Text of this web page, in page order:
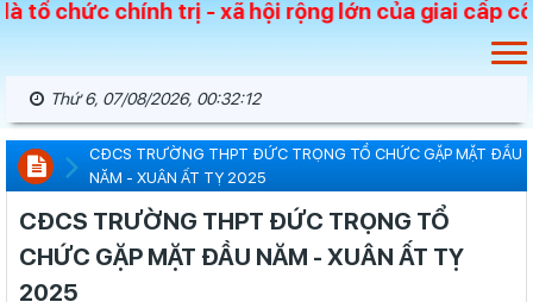
trị - xã hội rộng lớn của giai cấp công nhân và
Thứ 6, 07/08/2026, 00:32:13
CĐCS TRƯỜNG THPT ĐỨC TRỌNG TỔ CHỨC GẶP MẶT ĐẦU
NĂM - XUÂN ẤT TỴ 2025
CĐCS TRƯỜNG THPT ĐỨC TRỌNG TỔ
CHỨC GẶP MẶT ĐẦU NĂM - XUÂN ẤT TỴ
2025